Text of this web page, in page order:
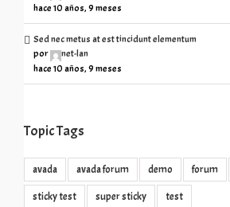
hace 10 años, 9 meses
Sed nec metus at est tincidunt elementum
por
net-lan
hace 10 años, 9 meses
Topic Tags
avada avada forum demo forum
sticky test super sticky test